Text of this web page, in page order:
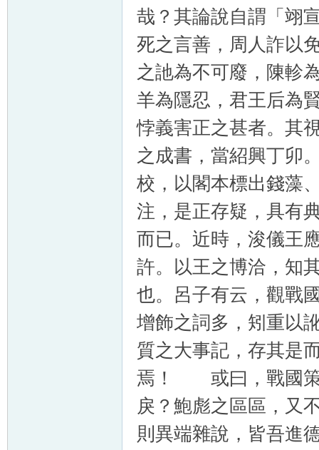
哉？其論說自謂「翊
死之言善，周人詐以
之訑為不可廢，陳軫
羊為隱忍，君王后為
悖義害正之甚者。
之成書，當紹興丁卯
校，以閣本標出錢藻
注，是正存疑，具有
而已。近時，浚儀王
許。以王之博洽，知
也。呂子有云，觀戰
增飾之詞多，矧重以
質之大事記，存其是
焉！ 或曰，戰國策
戾？鮑彪之區區，又
則異端雜說，皆吾進